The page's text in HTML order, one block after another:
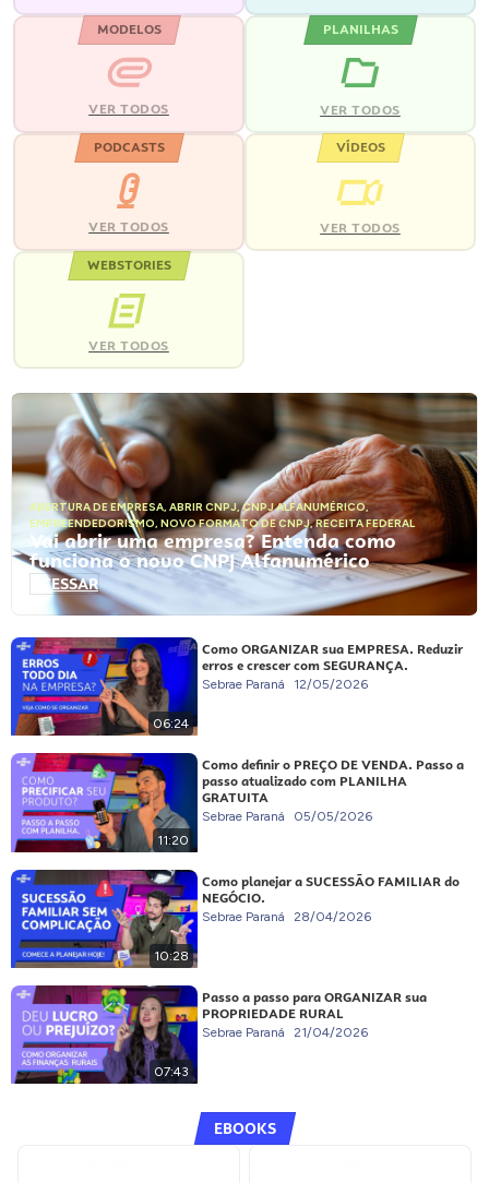
MODELOS
VER TODOS
PLANILHAS
VER TODOS
PODCASTS
VER TODOS
VÍDEOS
VER TODOS
WEBSTORIES
VER TODOS
ABERTURA DE EMPRESA, ABRIR CNPJ,CNPJ ALFANUMÉRICO,
EMPREENDEDORISMO, NOVO FORMATO DE CNPJ,RECEITA FEDERAL
Vai abrir uma empresa? Entenda como
funciona o novo CNPJ Alfanumérico
ACESSAR
06:24
Como ORGANIZAR sua EMPRESA. Reduzir
erros e crescer com SEGURANÇA.
Sebrae Paraná 12/05/2026
11:20
Como definir o PREÇO DE VENDA. Passo a
passo atualizado com PLANILHA
GRATUITA
Sebrae Paraná 05/05/2026
10:28
Como planejar a SUCESSÃO FAMILIAR do
NEGÓCIO.
Sebrae Paraná 28/04/2026
07:43
Passo a passo para ORGANIZAR sua
PROPRIEDADE RURAL
Sebrae Paraná 21/04/2026
EBOOKS